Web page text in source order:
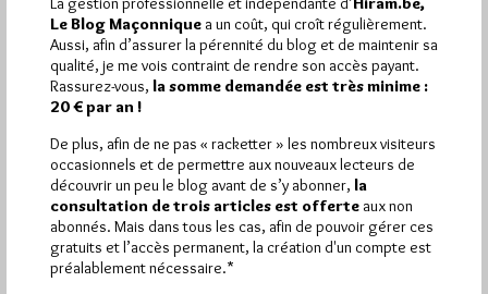
2 608 pagesont été lues (Source : Pirsch.io)
Plus d’informations
Abonnement aux Newsletters - RSS
Le Blog Maçonnique a un coût, qui croît régulièrement.
Aussi, afin d’assurer la pérennité du blog et de maintenir sa
qualité, je me vois contraint de rendre son accès payant.
Rassurez-vous, la somme demandée est très minime :
20 € par an !
De plus, afin de ne pas « racketter » les nombreux visiteurs
occasionnels et de permettre aux nouveaux lecteurs de
découvrir un peu le blog avant de s’y abonner, la
consultation de trois articles est offerte aux non
abonnés. Mais dans tous les cas, afin de pouvoir gérer ces
gratuits et l’accès permanent, la création d'un compte est
préalablement nécessaire.*